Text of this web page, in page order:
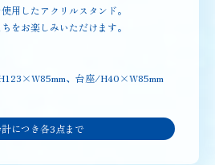
用したアクリルスタンド。
をお楽しみいただけます。
、台座/H40×W85mm
につき各3点まで